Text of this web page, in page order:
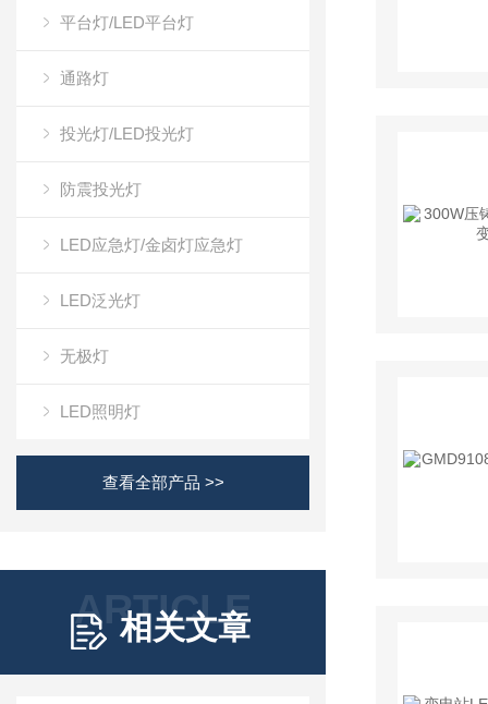
平台灯/LED平台灯
通路灯
投光灯/LED投光灯
防震投光灯
LED应急灯/金卤灯应急灯
LED泛光灯
无极灯
LED照明灯
查看全部产品 >>
ARTICLE
相关文章